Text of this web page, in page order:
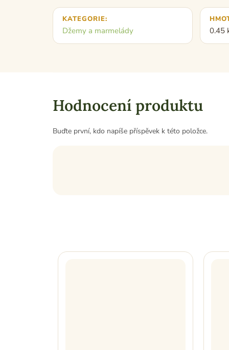
KATEGORIE:
Džemy a marmelády 0.45
Hodnocení produktu
Buďte první, kdo napíše příspěvek k této položce.